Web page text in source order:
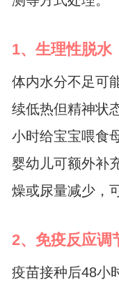
1、生理性脱水
体内水分不足可
续低热但精神状
小时给宝宝喂食
婴幼儿可额外补
燥或尿量减少，
2、免疫反应调
疫苗接种后48小